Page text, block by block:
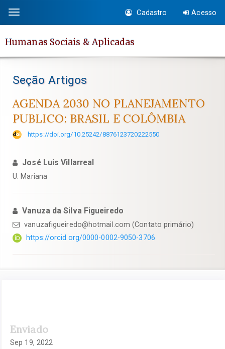
conteúdo
página
Principal
Conteúdo
principal
Lateral
Toggle
navigation
Cadastro Acesso
Humanas Sociais & Aplicadas
Seção Artigos
AGENDA 2030 NO PLANEJAMENTO
PUBLICO: BRASIL E COLÔMBIA
https://doi.org/10.25242/8876123720222550
José Luis Villarreal
U. Mariana
Vanuza da Silva Figueiredo
vanuzafigueiredo@hotmail.com (Contato primário)
https://orcid.org/0000-0002-9050-3706
lateral
de
Enviado
Sep 19, 2022